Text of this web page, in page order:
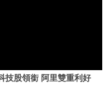
技股領銜 阿里雙重利好